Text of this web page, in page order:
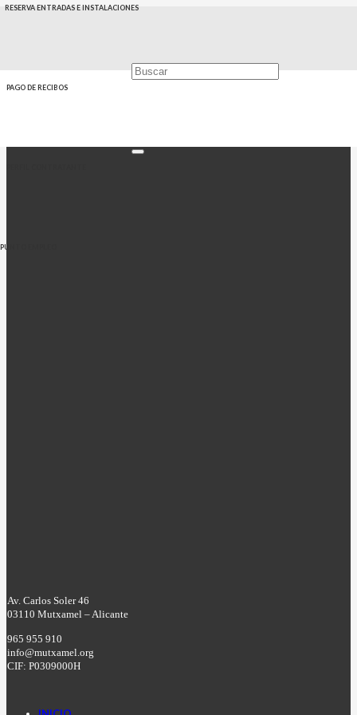
RESERVA ENTRADAS E INSTALACIONES
PAGO DE RECIBOS
PUNTO EMPLEO
Av. Carlos Soler 46
03110 Mutxamel – Alicante
965 955 910
info@mutxamel.org
CIF: P0309000H